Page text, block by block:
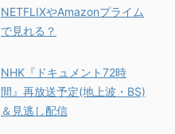
NETFLIXやAmazonプライム
で見れる？
NHK『ドキュメント72時
間』再放送予定(地上波・BS)
＆見逃し配信